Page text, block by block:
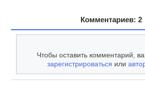
Комментариев: 2
Чтобы оставить комментарий,
зарегистрироваться или